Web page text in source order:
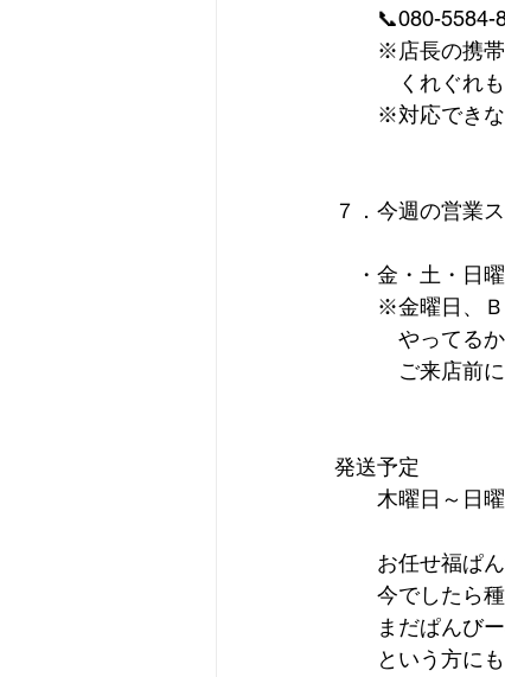
📞080-5584-
※店長の携帯
くれぐれもお
※対応できない
７．今週の営業
・金・土・日
※金曜日、ＢＡ
やってるかな
ご来店前にお
発送予定
木曜日～日曜
お任せ福ぱん
今でしたら種
まだぱんびー
という方にも